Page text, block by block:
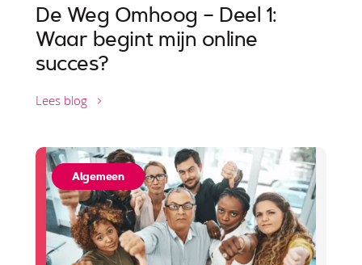
De Weg Omhoog – Deel 1:
Waar begint mijn online
succes?
Lees blog
Algemeen